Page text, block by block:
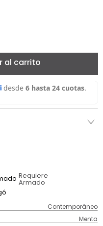
al carrito
Requiere
Armado
Contemporáneo
Menta